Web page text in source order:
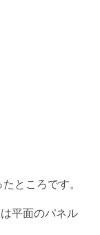
ところです。
平面のパネル